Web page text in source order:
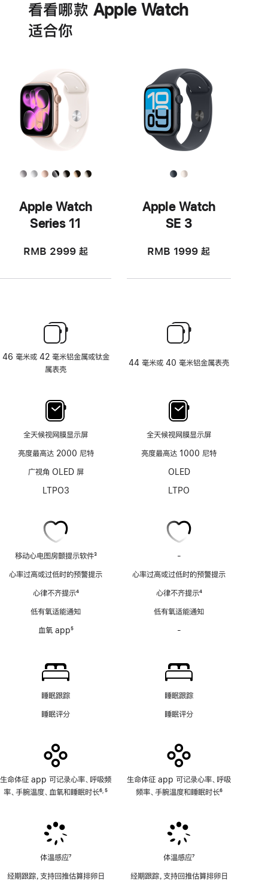
看看哪款 Apple Watch
适‍合‍你
Apple Watch
Series 11
RMB 2999 起
46 毫米或 42 毫米铝金属或钛金
属表壳
全天候视网膜显示屏
亮度最高达 2000 尼特
广视角 OLED 屏
LTPO3
移动心电图房颤提示软件3
心率过高或过低时的预警提示
心律不齐提示4
低有氧适能通知
血氧 app5
睡眠跟踪
睡眠评分
生命体征 app 可记录心率、呼吸频
率、手腕温度、血氧和睡眠时长6 5
体温感应7
经期跟踪，支持回推估算排卵日
Apple Watch
SE 3
RMB 1999 起
44 毫米或 40 毫米铝金属表壳
全天候视网膜显示屏
亮度最高达 1000 尼特
OLED
LTPO
-
电
图
软
功
不
用
心率过高或过低时的预警提示
心律不齐提示4
低有氧适能通知
-
功
能
不
用
睡眠跟踪
睡眠评分
生命体征 app 可记录心率、呼吸
频率、手腕温度和睡眠时长6
体温感应7
经期跟踪，支持回推估算排卵日